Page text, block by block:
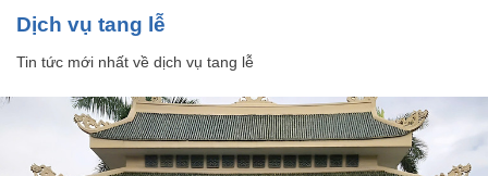
dịch vụ tang lễ
Tin tức mới nhất về dịch vụ tang lễ